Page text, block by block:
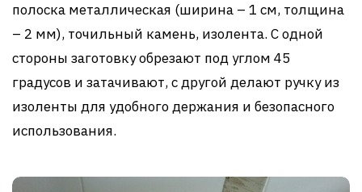
полоска металлическая (ширина – 1 см, толщина
– 2 мм), точильный камень, изолента. С одной
стороны заготовку обрезают под углом 45
градусов и затачивают, с другой делают ручку из
изоленты для удобного держания и безопасного
использования.